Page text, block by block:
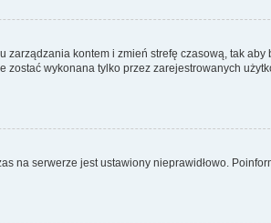
kontem i zmień strefę czasową, tak aby
wykonana tylko przez zarejestrowanych
na serwerze jest ustawiony nieprawidłowo.